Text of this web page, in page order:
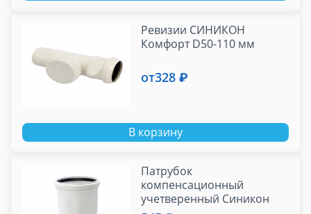
Ревизии СИНИКОН
Комфорт D50-110 мм
от328 ₽
В корзину
Патрубок
компенсационный
учетверенный Синикон